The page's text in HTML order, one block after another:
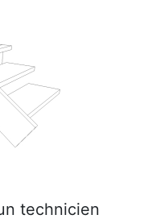
technicien